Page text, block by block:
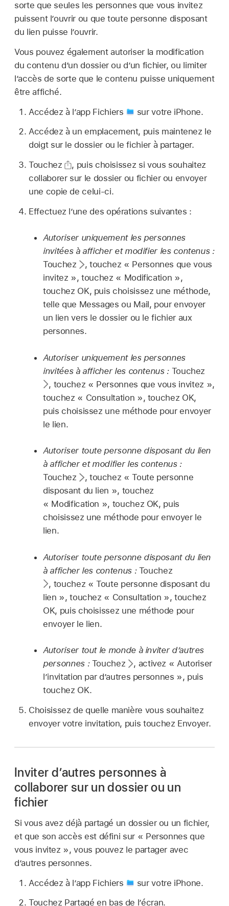
sorte que seules les personnes que vous invitez
puissent l’ouvrir ou que toute personne disposant
du lien puisse l’ouvrir.
Vous pouvez également autoriser la modification
du contenu d’un dossier ou d’un fichier, ou limiter
l’accès de sorte que le contenu puisse uniquement
être affiché.
Accédez à l’app Fichiers
sur votre iPhone.
Accédez à un emplacement, puis maintenez le
doigt sur le dossier ou le fichier à partager.
Touchez
, puis choisissez si vous souhaitez
collaborer sur le dossier ou fichier ou envoyer
une copie de celui-ci.
Effectuez l’une des opérations suivantes :
Autoriser uniquement les personnes
invitées à afficher et modifier les contenus :
Touchez
, touchez « Personnes que vous
invitez », touchez « Modification »,
touchez OK, puis choisissez une méthode,
telle que Messages ou Mail, pour envoyer
un lien vers le dossier ou le fichier aux
personnes.
Autoriser uniquement les personnes
invitées à afficher les contenus :Touchez
, touchez « Personnes que vous invitez »,
touchez « Consultation », touchez OK,
puis choisissez une méthode pour envoyer
le lien.
Autoriser toute personne disposant du lien
à afficher et modifier les contenus :
Touchez
, touchez « Toute personne
disposant du lien », touchez
« Modification », touchez OK, puis
choisissez une méthode pour envoyer le
lien.
Autoriser toute personne disposant du lien
à afficher les contenus :Touchez
, touchez « Toute personne disposant du
lien », touchez « Consultation », touchez
OK, puis choisissez une méthode pour
envoyer le lien.
Autoriser tout le monde à inviter d’autres
personnes :Touchez , activez « Autoriser
l’invitation par d’autres personnes », puis
touchez OK.
Choisissez de quelle manière vous souhaitez
envoyer votre invitation, puis touchez Envoyer.
Inviter d’autres personnes à
collaborer sur un dossier ou un
fichier
Si vous avez déjà partagé un dossier ou un fichier,
et que son accès est défini sur « Personnes que
vous invitez », vous pouvez le partager avec
d’autres personnes.
Accédez à l’app Fichiers
sur votre iPhone.
Touchez Partagé en bas de l’écran.